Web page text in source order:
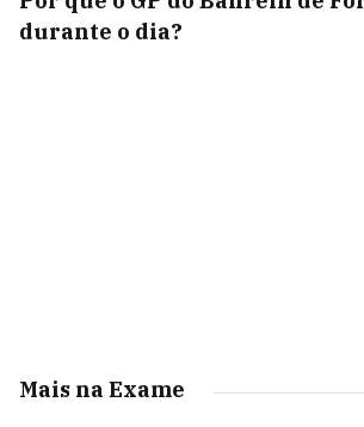
durante o dia?
Mais na Exame